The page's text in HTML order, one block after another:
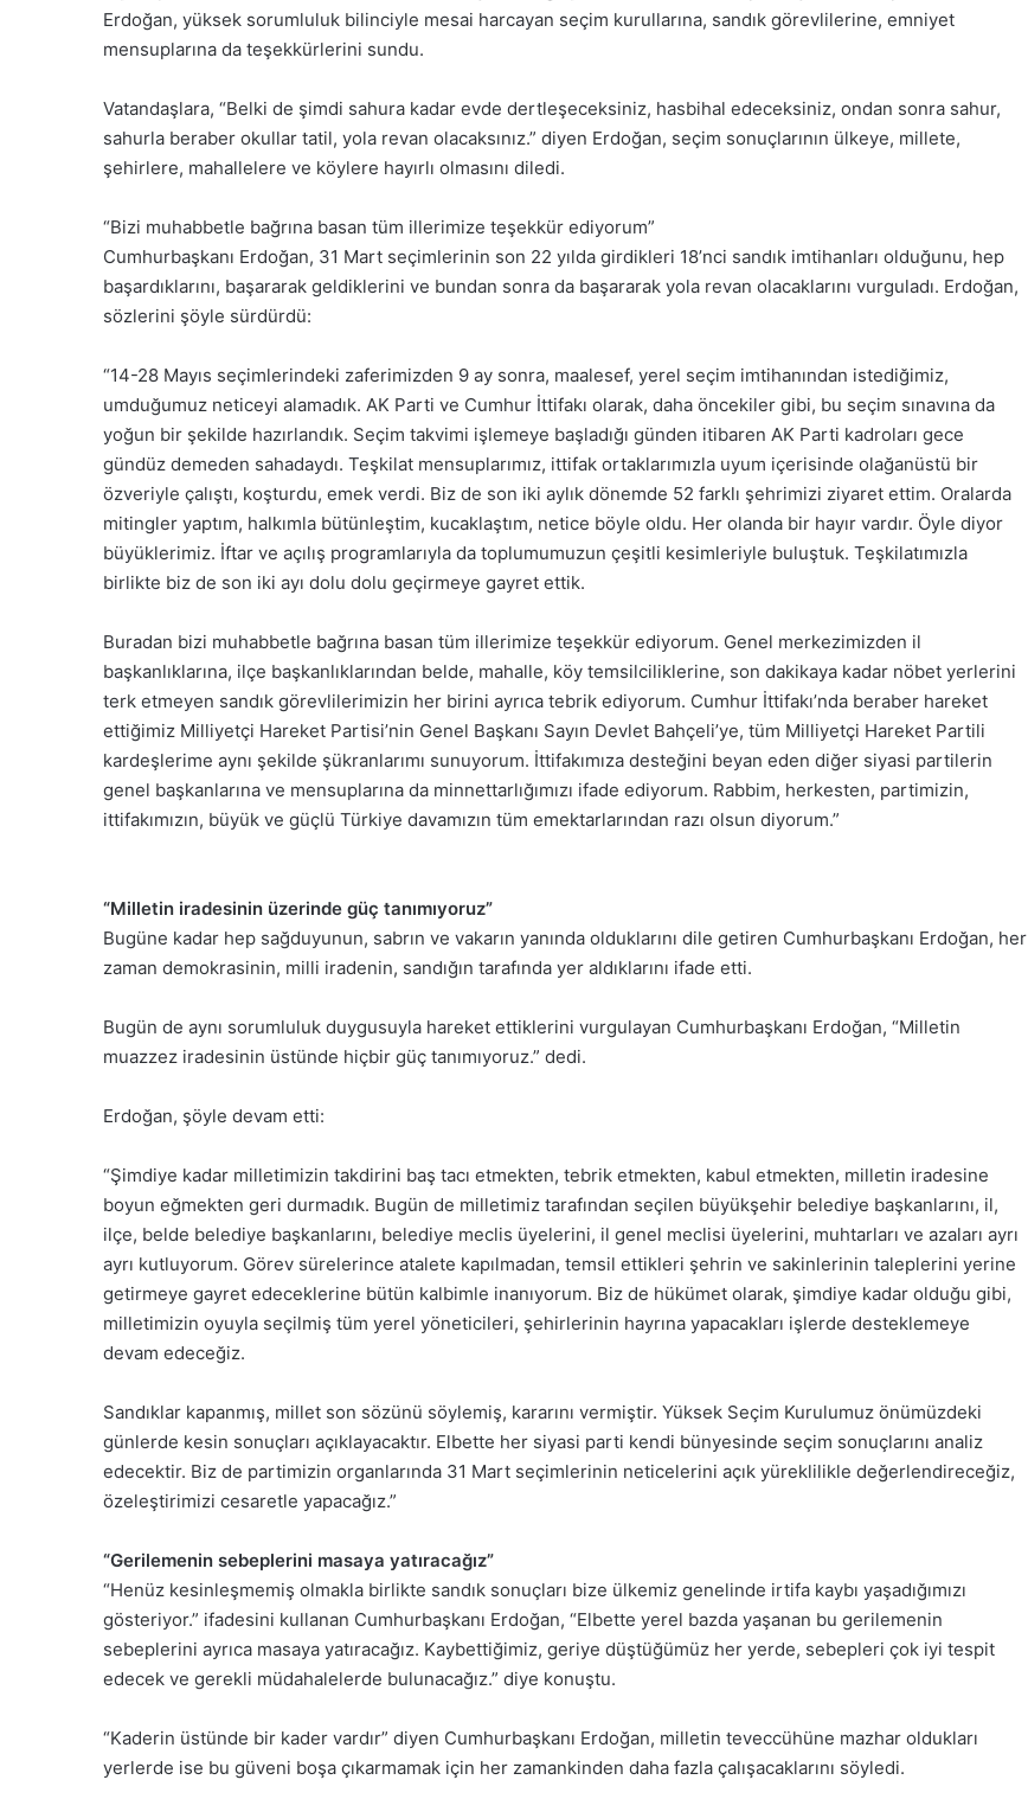
Erdoğan, yüksek sorumluluk bilinciyle mesai harcayan seçim kurullarına, sandık görevlilerine, emniyet
mensuplarına da teşekkürlerini sundu.
Vatandaşlara, “Belki de şimdi sahura kadar evde dertleşeceksiniz, hasbihal edeceksiniz, ondan sonra sahur,
sahurla beraber okullar tatil, yola revan olacaksınız.” diyen Erdoğan, seçim sonuçlarının ülkeye, millete,
şehirlere, mahallelere ve köylere hayırlı olmasını diledi.
“Bizi muhabbetle bağrına basan tüm illerimize teşekkür ediyorum”
Cumhurbaşkanı Erdoğan, 31 Mart seçimlerinin son 22 yılda girdikleri 18’nci sandık imtihanları olduğunu, hep
başardıklarını, başararak geldiklerini ve bundan sonra da başararak yola revan olacaklarını vurguladı.​​​​​​​ Erdoğan,
sözlerini şöyle sürdürdü:
“14-28 Mayıs seçimlerindeki zaferimizden 9 ay sonra, maalesef, yerel seçim imtihanından istediğimiz,
umduğumuz neticeyi alamadık. AK Parti ve Cumhur İttifakı olarak, daha öncekiler gibi, bu seçim sınavına da
yoğun bir şekilde hazırlandık. Seçim takvimi işlemeye başladığı günden itibaren AK Parti kadroları gece
gündüz demeden sahadaydı. Teşkilat mensuplarımız, ittifak ortaklarımızla uyum içerisinde olağanüstü bir
özveriyle çalıştı, koşturdu, emek verdi. Biz de son iki aylık dönemde 52 farklı şehrimizi ziyaret ettim. Oralarda
mitingler yaptım, halkımla bütünleştim, kucaklaştım, netice böyle oldu. Her olanda bir hayır vardır. Öyle diyor
büyüklerimiz. İftar ve açılış programlarıyla da toplumumuzun çeşitli kesimleriyle buluştuk. Teşkilatımızla
birlikte biz de son iki ayı dolu dolu geçirmeye gayret ettik.
Buradan bizi muhabbetle bağrına basan tüm illerimize teşekkür ediyorum. Genel merkezimizden il
başkanlıklarına, ilçe başkanlıklarından belde, mahalle, köy temsilciliklerine, son dakikaya kadar nöbet yerlerini
terk etmeyen sandık görevlilerimizin her birini ayrıca tebrik ediyorum. Cumhur İttifakı’nda beraber hareket
ettiğimiz Milliyetçi Hareket Partisi’nin Genel Başkanı Sayın Devlet Bahçeli’ye, tüm Milliyetçi Hareket Partili
kardeşlerime aynı şekilde şükranlarımı sunuyorum. İttifakımıza desteğini beyan eden diğer siyasi partilerin
genel başkanlarına ve mensuplarına da minnettarlığımızı ifade ediyorum. Rabbim, herkesten, partimizin,
ittifakımızın, büyük ve güçlü Türkiye davamızın tüm emektarlarından razı olsun diyorum.”
“Milletin iradesinin üzerinde güç tanımıyoruz”
Bugüne kadar hep sağduyunun, sabrın ve vakarın yanında olduklarını dile getiren Cumhurbaşkanı Erdoğan, her
zaman demokrasinin, milli iradenin, sandığın tarafında yer aldıklarını ifade etti.
Bugün de aynı sorumluluk duygusuyla hareket ettiklerini vurgulayan Cumhurbaşkanı Erdoğan, “Milletin
muazzez iradesinin üstünde hiçbir güç tanımıyoruz.” dedi.
Erdoğan, şöyle devam etti:
“Şimdiye kadar milletimizin takdirini baş tacı etmekten, tebrik etmekten, kabul etmekten, milletin iradesine
boyun eğmekten geri durmadık. Bugün de milletimiz tarafından seçilen büyükşehir belediye başkanlarını, il,
ilçe, belde belediye başkanlarını, belediye meclis üyelerini, il genel meclisi üyelerini, muhtarları ve azaları ayrı
ayrı kutluyorum. Görev sürelerince atalete kapılmadan, temsil ettikleri şehrin ve sakinlerinin taleplerini yerine
getirmeye gayret edeceklerine bütün kalbimle inanıyorum. Biz de hükümet olarak, şimdiye kadar olduğu gibi,
milletimizin oyuyla seçilmiş tüm yerel yöneticileri, şehirlerinin hayrına yapacakları işlerde desteklemeye
devam edeceğiz.
Sandıklar kapanmış, millet son sözünü söylemiş, kararını vermiştir. Yüksek Seçim Kurulumuz önümüzdeki
günlerde kesin sonuçları açıklayacaktır. Elbette her siyasi parti kendi bünyesinde seçim sonuçlarını analiz
edecektir. Biz de partimizin organlarında 31 Mart seçimlerinin neticelerini açık yüreklilikle değerlendireceğiz,
özeleştirimizi cesaretle yapacağız.”
“Gerilemenin sebeplerini masaya yatıracağız”
“Henüz kesinleşmemiş olmakla birlikte sandık sonuçları bize ülkemiz genelinde irtifa kaybı yaşadığımızı
gösteriyor.” ifadesini kullanan Cumhurbaşkanı Erdoğan, “Elbette yerel bazda yaşanan bu gerilemenin
sebeplerini ayrıca masaya yatıracağız. Kaybettiğimiz, geriye düştüğümüz her yerde, sebepleri çok iyi tespit
edecek ve gerekli müdahalelerde bulunacağız.” diye konuştu.
“Kaderin üstünde bir kader vardır” diyen Cumhurbaşkanı Erdoğan, milletin teveccühüne mazhar oldukları
yerlerde ise bu güveni boşa çıkarmamak için her zamankinden daha fazla çalışacaklarını söyledi.